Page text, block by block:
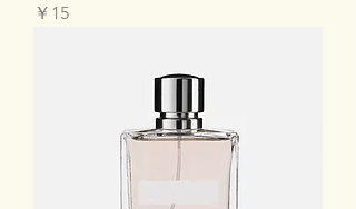
価格
￥15